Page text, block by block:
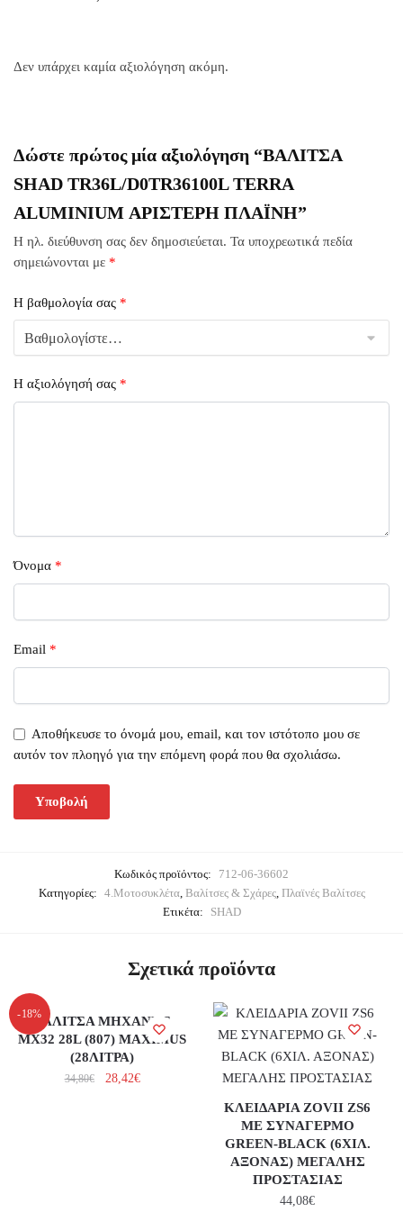
Δεν υπάρχει καμία αξιολόγηση ακόμη.
Δώστε πρώτος μία αξιολόγηση “ΒΑΛΙΤΣΑ
SHAD TR36L/D0TR36100L TERRA
ALUMINIUM ΑΡΙΣΤΕΡΗ ΠΛΑΪΝΗ”
Η ηλ. διεύθυνση σας δεν δημοσιεύεται. Τα υποχρεωτικά πεδία
σημειώνονται με *
Η βαθμολογία σας *
Η αξιολόγησή σας *
Όνομα *
Email *
Αποθήκευσε το όνομά μου, email, και τον ιστότοπο μου σε
αυτόν τον πλοηγό για την επόμενη φορά που θα σχολιάσω.
Κωδικός προϊόντος:
712-06-36602
Κατηγορίες: 4.Μοτοσυκλέτα, Βαλίτσες & Σχάρες, Πλαϊνές Βαλίτσες
Ετικέτα:
SHAD
Σχετικά προϊόντα
-18%ΒΑΛΙΤΣΑ ΜΗΧΑΝΗΣ
MX32 28L (807) MAXIMUS
(28ΛΙΤΡΑ)
34,80€ 28,42€
ΚΛΕΙΔΑΡΙΑ ZOVII ZS6
ΜΕ ΣΥΝΑΓΕΡΜΟ
GREEN-BLACK (6ΧΙΛ.
ΑΞΟΝΑΣ) ΜΕΓΑΛΗΣ
ΠΡΟΣΤΑΣΙΑΣ
44,08€